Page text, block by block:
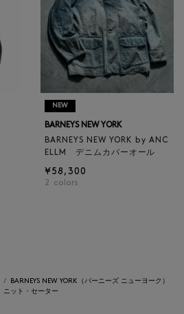
NEW
BARNEYS NEW YORK
BARNEYS NEW YORK by ANC
ELLM デニムカバーオール
¥58,300
2 colors
BARNEYS NEW YORK（バーニーズ ニューヨーク）
ニット・セーター